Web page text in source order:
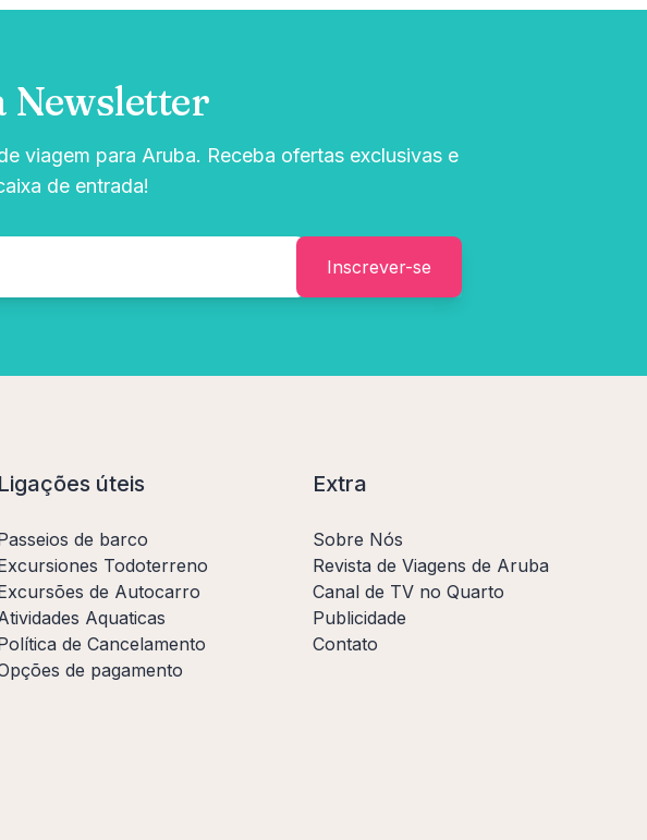
Newsletter
viagem para Aruba. Receba ofertas exclusivas e
de entrada!
Inscrever-se
Ligações úteis
de barco
Todoterreno
de Autocarro
Aquaticas
de Cancelamento
de pagamento
Extra
Sobre Nós
Revista de Viagens de Aruba
Canal de TV no Quarto
Publicidade
Contato